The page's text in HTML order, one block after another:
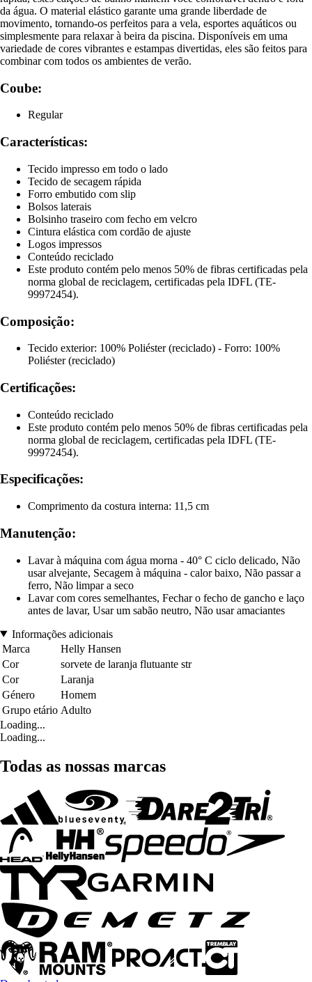
da água. O material elástico garante uma grande liberdade de
movimento, tornando-os perfeitos para a vela, esportes aquáticos ou
simplesmente para relaxar à beira da piscina. Disponíveis em uma
variedade de cores vibrantes e estampas divertidas, eles são feitos para
combinar com todos os ambientes de verão.
Coube:
Regular
Características:
Tecido impresso em todo o lado
Tecido de secagem rápida
Forro embutido com slip
Bolsos laterais
Bolsinho traseiro com fecho em velcro
Cintura elástica com cordão de ajuste
Logos impressos
Conteúdo reciclado
Este produto contém pelo menos 50% de fibras certificadas pela
norma global de reciclagem, certificadas pela IDFL (TE-
99972454).
Composição:
Tecido exterior: 100% Poliéster (reciclado) - Forro: 100%
Poliéster (reciclado)
Certificações:
Conteúdo reciclado
Este produto contém pelo menos 50% de fibras certificadas pela
norma global de reciclagem, certificadas pela IDFL (TE-
99972454).
Especificações:
Comprimento da costura interna: 11,5 cm
Manutenção:
Lavar à máquina com água morna - 40° C ciclo delicado, Não
usar alvejante, Secagem à máquina - calor baixo, Não passar a
ferro, Não limpar a seco
Lavar com cores semelhantes, Fechar o fecho de gancho e laço
antes de lavar, Usar um sabão neutro, Não usar amaciantes
Informações adicionais
Marca
Helly Hansen
Cor
sorvete de laranja flutuante str
Cor
Laranja
Género
Homem
Grupo etário Adulto
Loading...
Loading...
Todas as nossas marcas